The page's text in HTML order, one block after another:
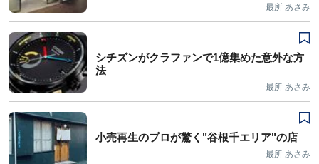
最所 あさみ
シチズンがクラファンで1億集めた意外な方
法
最所 あさみ
小売再生のプロが驚く"谷根千エリア"の店
最所 あさみ